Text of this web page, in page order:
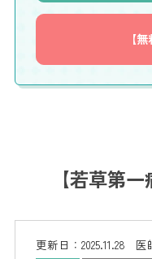
【
【若草第一
更新日： 2025.11.28 医